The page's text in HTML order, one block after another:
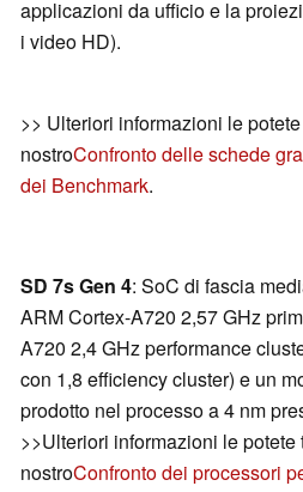
applicazioni da ufficio e la
i video HD).
>> Ulteriori informazioni le
nostroConfronto delle schede
dei Benchmark.
SD 7s Gen 4: SoC di fascia
ARM Cortex-A720 2,57 GHz
A720 2,4 GHz performance
con 1,8 efficiency cluster) e un
prodotto nel processo a 4 nm
>>Ulteriori informazioni le potete
nostroConfronto dei processori